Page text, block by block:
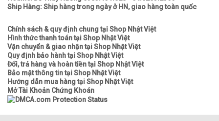
Ship Hàng: Ship hàng trong ngày ở HN, giao hàng toàn quốc
Chính sách & quy định chung tại Shop Nhật Việt
Hình thức thanh toán tại Shop Nhật Việt
Vận chuyển & giao nhận tại Shop Nhật Việt
Quy định bảo hành tại Shop Nhật Việt
Đổi, trả hàng và hoàn tiền tại Shop Nhật Việt
Bảo mật thông tin tại Shop Nhật Việt
Hướng dẫn mua hàng tại Shop Nhật Việt
Mở Tài Khoản Chứng Khoán